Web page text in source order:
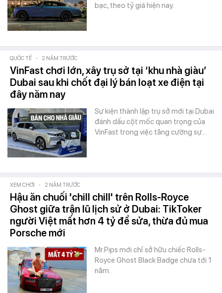
bạc, theo tỷ giá hiện nay.
QUỐC TẾ - 2 NĂM TRƯỚC
VinFast chơi lớn, xây trụ sở tại ‘khu nhà giàu’
Dubai sau khi chốt đại lý bán loạt xe điện tại
đây năm nay
Sự kiện thành lập trụ sở mới tại Dubai
đánh dấu cột mốc quan trọng của
VinFast trong việc tăng cường sự…
XEM CHƠI - 2 NĂM TRƯỚC
Hậu ăn chuối 'chill chill' trên Rolls-Royce
Ghost giữa trận lũ lịch sử ở Dubai: TikToker
người Việt mất hơn 4 tỷ để sửa, thừa đủ mua
Porsche mới
Mr.Pips mới chỉ sở hữu chiếc Rolls-
Royce Ghost Black Badge chưa tới 1
năm.